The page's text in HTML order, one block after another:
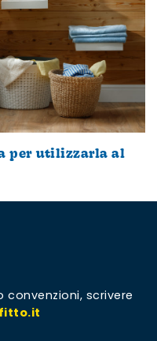
per utilizzarla al
convenzioni, scrivere